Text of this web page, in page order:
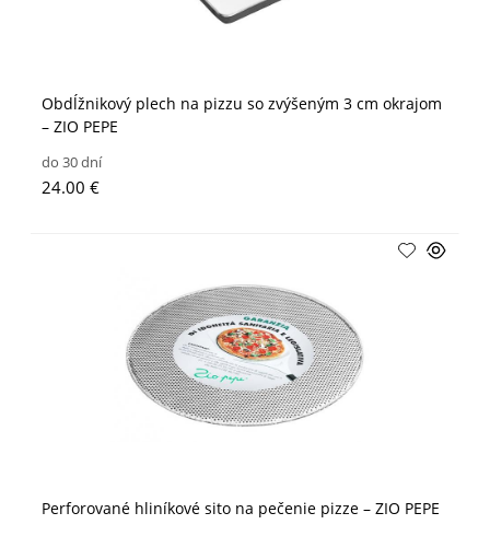
Obdĺžnikový plech na pizzu so zvýšeným 3 cm okrajom
– ZIO PEPE
do 30 dní
24.00 €
Perforované hliníkové sito na pečenie pizze – ZIO PEPE